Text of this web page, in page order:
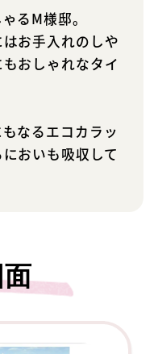
るM様邸。
お手入れのしや
おしゃれなタイ
なるエコカラッ
おいも吸収して